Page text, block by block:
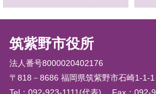
筑紫野市役所
法人番号8000020402176
〒818－8686 福岡県筑紫野市石崎1-1-1